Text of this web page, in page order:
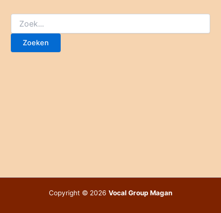
Zoek
naar:
Copyright © 2026 Vocal Group Magan